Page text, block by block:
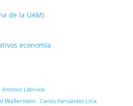
de la UAM)
economía
Antonio Labriola
Wallerstein Carlos Fernández Liria